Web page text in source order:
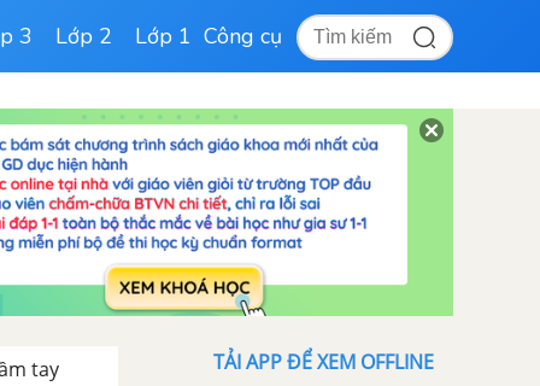
3 Lớp 2 Lớp 1 Công cụ
tay TẢI APP ĐỂ XEM OFFLINE